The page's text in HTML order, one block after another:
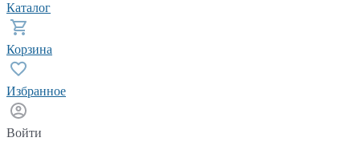
Каталог
Корзина
Избранное
Войти